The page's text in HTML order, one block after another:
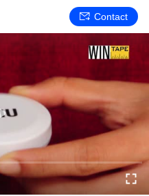
Contact